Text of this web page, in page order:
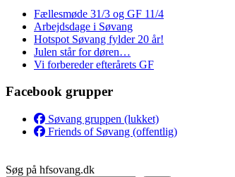
Fællesmøde 31/3 og GF 11/4
Arbejdsdage i Søvang
Hotspot Søvang fylder 20 år!
Julen står for døren…
Vi forbereder efterårets GF
Facebook grupper
Søvang gruppen (lukket)
Friends of Søvang (offentlig)
Søg på hfsovang.dk